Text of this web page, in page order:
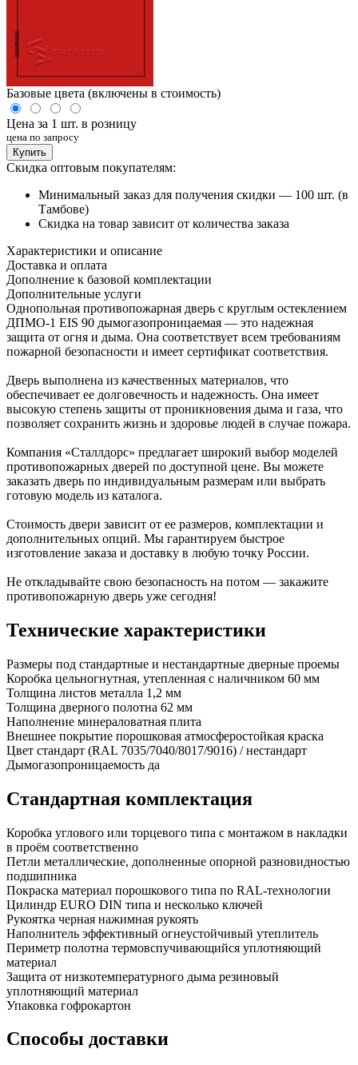
Базовые цвета (включены в стоимость)
Цена за 1 шт. в розницу
цена по запросу
Купить
Скидка оптовым покупателям:
Минимальный заказ для получения скидки — 100 шт. (в
Тамбове)
Скидка на товар зависит от количества заказа
Характеристики и описание
Доставка и оплата
Дополнение к базовой комплектации
Дополнительные услуги
Однопольная противопожарная дверь с круглым остеклением
ДПМО-1 EIS 90 дымогазопроницаемая — это надежная
защита от огня и дыма. Она соответствует всем требованиям
пожарной безопасности и имеет сертификат соответствия.
Дверь выполнена из качественных материалов, что
обеспечивает ее долговечность и надежность. Она имеет
высокую степень защиты от проникновения дыма и газа, что
позволяет сохранить жизнь и здоровье людей в случае пожара.
Компания «Сталлдорс» предлагает широкий выбор моделей
противопожарных дверей по доступной цене. Вы можете
заказать дверь по индивидуальным размерам или выбрать
готовую модель из каталога.
Стоимость двери зависит от ее размеров, комплектации и
дополнительных опций. Мы гарантируем быстрое
изготовление заказа и доставку в любую точку России.
Не откладывайте свою безопасность на потом — закажите
противопожарную дверь уже сегодня!
Технические характеристики
Размеры под стандартные и нестандартные дверные проемы
Коробка цельногнутная, утепленная с наличником 60 мм
Толщина листов металла 1,2 мм
Толщина дверного полотна 62 мм
Наполнение минераловатная плита
Внешнее покрытие порошковая атмосферостойкая краска
Цвет стандарт (RAL 7035/7040/8017/9016) / нестандарт
Дымогазопроницаемость да
Стандартная комплектация
Коробка углового или торцевого типа с монтажом в накладки
в проём соответственно
Петли металлические, дополненные опорной разновидностью
подшипника
Покраска материал порошкового типа по RAL-технологии
Цилиндр EURO DIN типа и несколько ключей
Рукоятка черная нажимная рукоять
Наполнитель эффективный огнеустойчивый утеплитель
Периметр полотна термовспучивающийся уплотняющий
материал
Защита от низкотемпературного дыма резиновый
уплотняющий материал
Упаковка гофрокартон
Способы доставки